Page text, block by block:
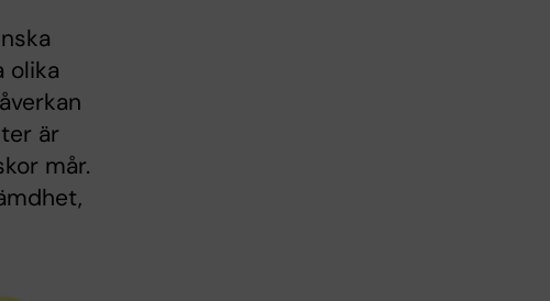
olika
är
mår.